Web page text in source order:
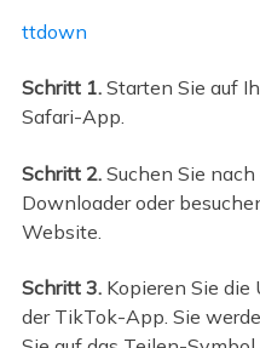
ttdown
Schritt 1.Starten Sie auf
Safari-App.
Schritt 2.Suchen Sie
Downloader oder
Website.
Schritt 3.Kopieren Sie die
der TikTok-App. Sie